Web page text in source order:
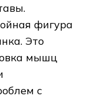
фигура
Это
мышц
с